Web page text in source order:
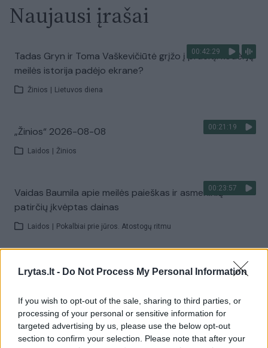
Lrytas.lt - Do Not Process My Personal Information
If you wish to opt-out of the sale, sharing to third parties, or
processing of your personal or sensitive information for
targeted advertising by us, please use the below opt-out
section to confirm your selection. Please note that after your
Naujausi įrašai
00:42:29
Tadas Gryn ir Toma Vaškevičiūtė grįžo į praeitį: kodėl jų
meilės istorija padėjo ekrane?
Žinios Lietuvos diena
00:21:19
„Žinios“ 2026-08-08
Laidos Žinios
00:23:57
Vaidas Baumila apie meilės paieškas ir asmeninių
patirčių įkvėptas dainas
Laidos Pokalbiai prie jūros. Atostogų ritmu
00:00:40
Dronai Vokietijoje kelia vis daugiau klausimų: du
Žinios | Pasaulis
Visi įrašai